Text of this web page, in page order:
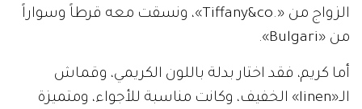
الزواج من «.Tiffany&co»، ونسقت معه قرطاً وسواراً
من «Bulgari».
أما كريم، فقد اختار بدلة باللون الكريمي، وقماش
الـ«linen» الخفيف، وكانت مناسبة للأجواء، ومتميزة